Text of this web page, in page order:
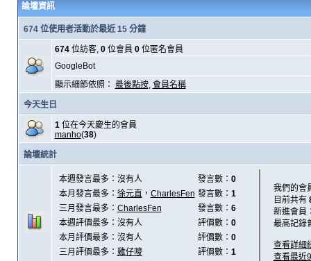
論壇資訊
674 位使用者活動於最近 15 分鐘
674位訪客, 0位會員 0位匿名會員
GoogleBot
顯示細節依照： 最後點按, 會員名稱
今天生日
1位在今天慶生的會員
manho(38)
論壇統計
本週發言最多：沒有人 發言數： 0
本月發言最多： 徐元直 ， CharlesFen 發言數： 1
三月發言最多： CharlesFen 發言數： 6
本週評價最多：沒有人
評價數： 0
本月評價最多：沒有人
評價數： 0
三月評價最多： 雞仔嘜 評價數： 1
我們的會
目前共有
新進會員
最高記錄
查看詳細
查看最近